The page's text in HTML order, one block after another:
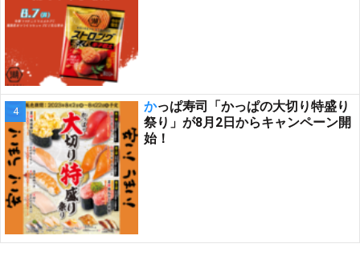
かっぱ寿司「かっぱの大切り特盛り
祭り」が8月2日からキャンペーン開
始！